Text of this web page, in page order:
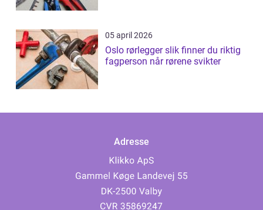
05 april 2026
Oslo rørlegger slik finner du riktig
fagperson når rørene svikter
Adresse